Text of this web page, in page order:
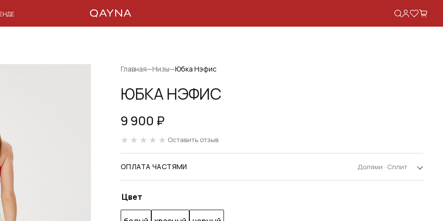
Главная—Низы—Юбка Нэфис
ЮБКА НЭФИС
9 900 ₽
Оставить отзыв
ОПЛАТА ЧАСТЯМИ Долями · Сплит
Цвет